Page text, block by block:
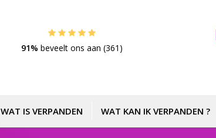
91% beveelt ons aan (361)
WAT IS VERPANDEN WAT KAN IK VERPANDEN ?